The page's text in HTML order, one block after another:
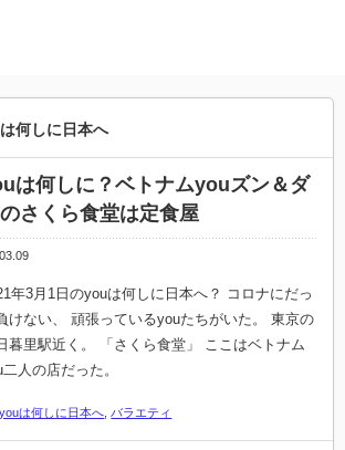
何しに日本へ
は何しに？ベトナムyouズン＆ダ
さくら食堂は定食屋
03.09
年3月1日のyouは何しに日本へ？ コロナにだっ
けない、 頑張っているyouたちがいた。 東京の
暮里駅近く。 「さくら食堂」 ここはベトナム
人の店だった。
youは何しに日本へ バラエティ